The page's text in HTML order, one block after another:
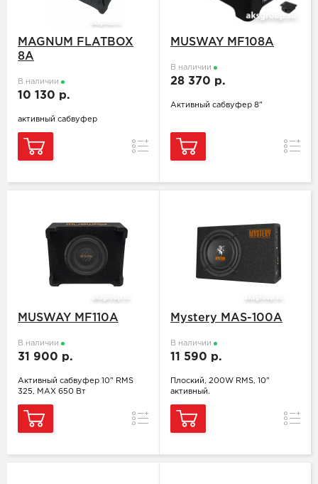
MAGNUM FLATBOX
8A
В наличии
10 130 р.
активный сабвуфер
Сравнение
MUSWAY MF108A
В наличии
28 370 р.
Активный сабвуфер 8"
MUSWAY MF110A
В наличии
31 900 р.
Активный сабвуфер 10" RMS
325, MAX 650 Вт
Сравнение
Mystery MAS-100A
В наличии
11 590 р.
Плоский, 200W RMS, 10"
активный.